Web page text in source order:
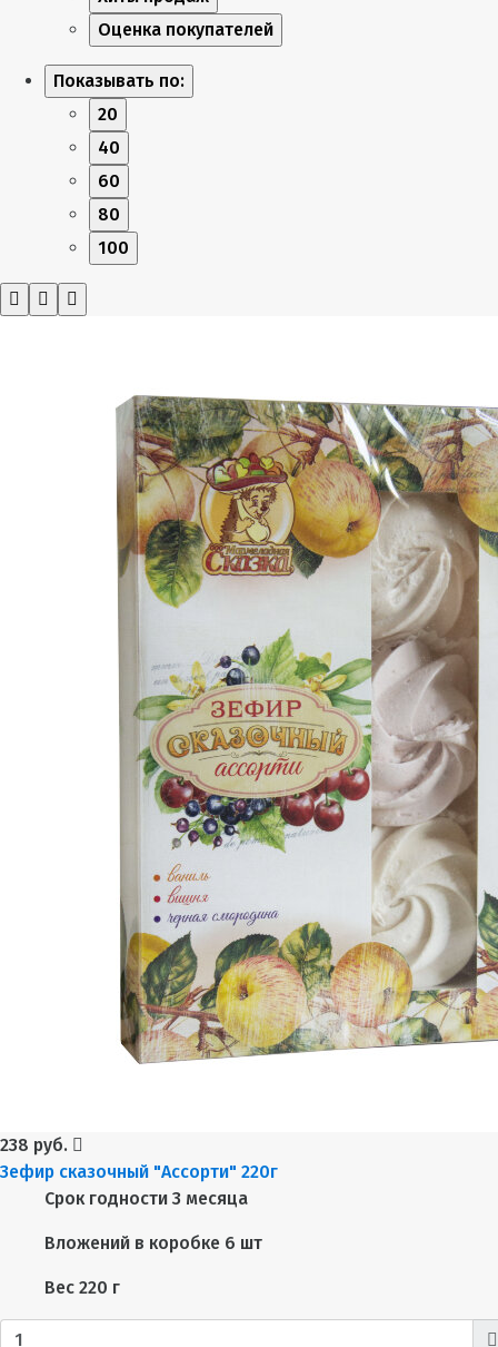
Оценка покупателей
Показывать по:
20
40
60
80
100
238 руб.
Зефир сказочный "Ассорти" 220г
Срок годности 3 месяца
Вложений в коробке 6 шт
Вес 220 г